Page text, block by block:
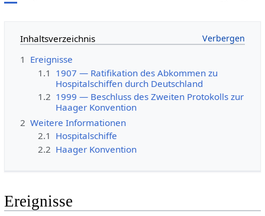
Inhaltsverzeichnis
1 Ereignisse
1.1 1907 — Ratifikation des Abkommen zu
Hospitalschiffen durch Deutschland
1.2 1999 — Beschluss des Zweiten Protokolls zur
Haager Konvention
2 Weitere Informationen
2.1 Hospitalschiffe
2.2 Haager Konvention
Ereignisse